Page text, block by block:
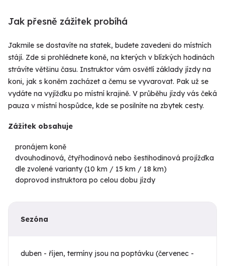
Jak přesně zážitek probíhá
Jakmile se dostavíte na statek, budete zavedeni do místních
stájí. Zde si prohlédnete koně, na kterých v blízkých hodinách
strávíte většinu času. Instruktor vám osvětlí základy jízdy na
koni, jak s koněm zacházet a čemu se vyvarovat. Pak už se
vydáte na vyjížďku po místní krajině. V průběhu jízdy vás čeká
pauza v místní hospůdce, kde se posilníte na zbytek cesty.
Zážitek obsahuje
pronájem koně
dvouhodinová, čtyřhodinová nebo šestihodinová projížďka
dle zvolené varianty (10 km / 15 km / 18 km)
doprovod instruktora po celou dobu jízdy
Sezóna
duben - říjen, termíny jsou na poptávku (červenec -